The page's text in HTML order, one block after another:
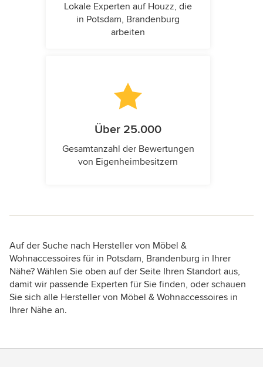
Lokale Experten auf Houzz, die
in Potsdam, Brandenburg
arbeiten
Über 25.000
Gesamtanzahl der Bewertungen
von Eigenheimbesitzern
Auf der Suche nach Hersteller von Möbel &
Wohnaccessoires für in Potsdam, Brandenburg in Ihrer
Nähe? Wählen Sie oben auf der Seite Ihren Standort aus,
damit wir passende Experten für Sie finden, oder schauen
Sie sich alle Hersteller von Möbel & Wohnaccessoires in
Ihrer Nähe an.